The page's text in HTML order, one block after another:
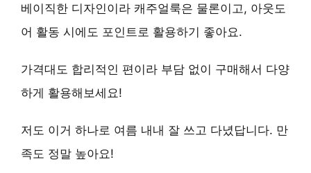
베이직한 디자인이라 캐주얼룩은 물론이고, 아웃도
어 활동 시에도 포인트로 활용하기 좋아요.
가격대도 합리적인 편이라 부담 없이 구매해서 다양
하게 활용해보세요!
저도 이거 하나로 여름 내내 잘 쓰고 다녔답니다. 만
족도 정말 높아요!